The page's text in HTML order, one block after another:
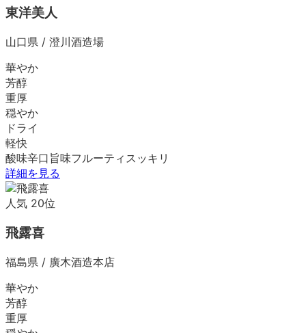
東洋美人
山口県 / 澄川酒造場
華やか
芳醇
重厚
穏やか
ドライ
軽快
酸味辛口 旨味フルーティ スッキリ
詳細を見る
人気 20位
飛露喜
福島県 / 廣木酒造本店
華やか
芳醇
重厚